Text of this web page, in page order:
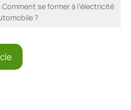
se former à l’électricité
?